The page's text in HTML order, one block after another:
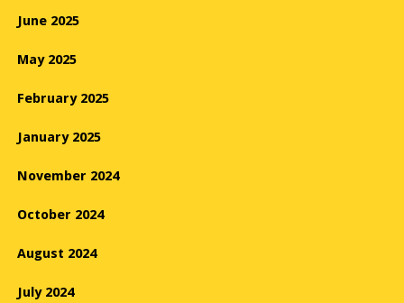
June 2025
May 2025
February 2025
January 2025
November 2024
October 2024
August 2024
July 2024